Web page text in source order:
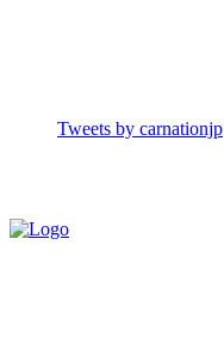
Tweets by carnationjp